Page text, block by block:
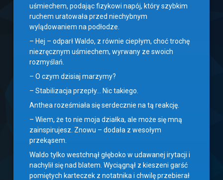
uśmiechem, podając fizykowi napój, który szybkim
ruchem uratowała przed niechybnym
wylądowaniem na podłodze.
– Hej – odparł Waldo, z równie ciepłym, choć trochę
niezręcznym uśmiechem, wyrwany ze swoich
rozmyślań.
– O czym dzisiaj marzymy?
– Stabilizacja przepły… Nic takiego.
Anthea roześmiała się serdecznie na tą reakcję.
– Wiem, że to nie moja działka, ale może się mną
zainspirujesz. Znowu – dodała z wesołym
przekąsem.
Waldo tylko westchnął głęboko w udawanej irytacji i
nachylił się nad blatem. Wyciągnął z kieszeni garść
pomiętych karteczek z notatnika i chwilę przebierał